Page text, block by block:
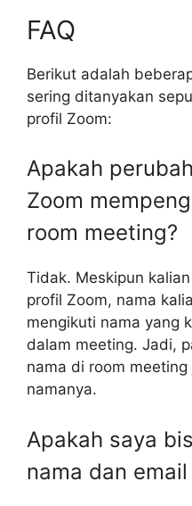
FAQ
Berikut adalah
sering ditanyakan
profil Zoom:
Apakah
Zoom
room meeting?
Tidak. Meskipun
profil Zoom, nama
mengikuti nama yang
dalam meeting. Jadi,
nama di room
namanya.
Apakah saya
nama dan